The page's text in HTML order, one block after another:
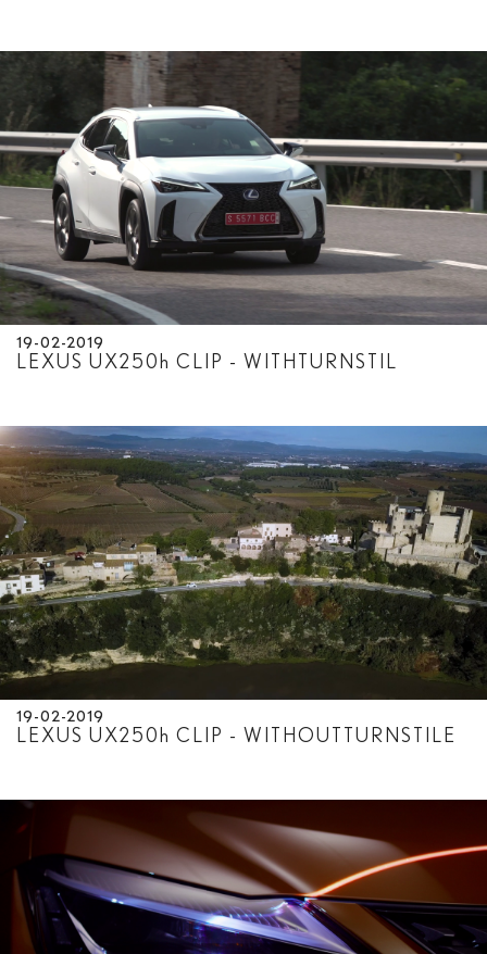
19-02-2019
LEXUS UX250 h CLIP - WITHTURNSTIL
19-02-2019
LEXUS UX250 h CLIP - WITHOUTTURNSTILE